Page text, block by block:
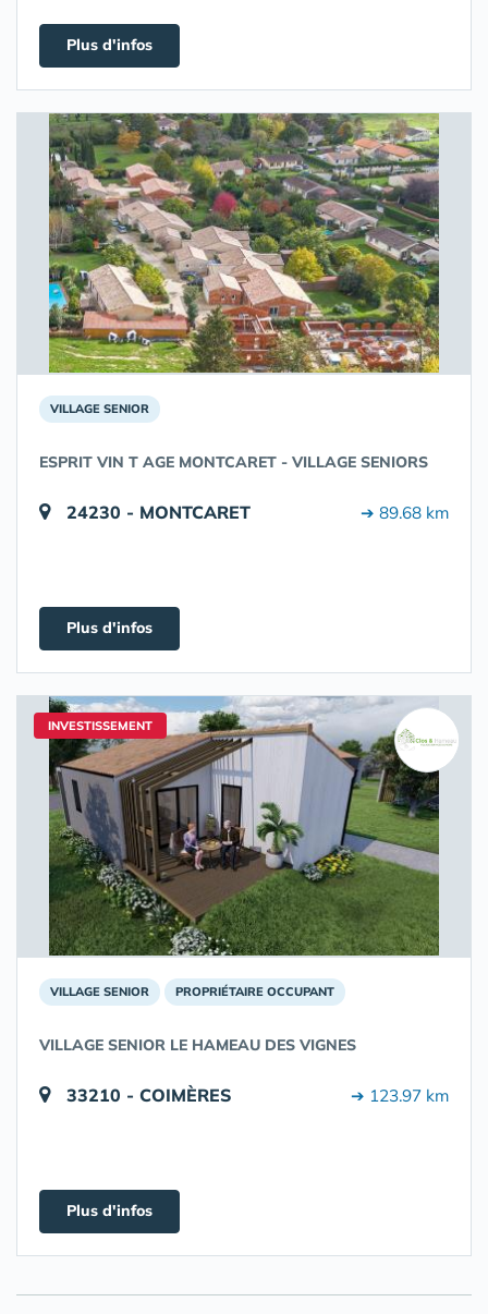
Plus d'infos
VILLAGE SENIOR
ESPRIT VIN T AGE MONTCARET - VILLAGE SENIORS
24230 - MONTCARET ➔ 89.68 km
Plus d'infos
INVESTISSEMENT
VILLAGE SENIOR PROPRIÉTAIRE OCCUPANT
VILLAGE SENIOR LE HAMEAU DES VIGNES
33210 - COIMÈRES ➔ 123.97 km
Plus d'infos